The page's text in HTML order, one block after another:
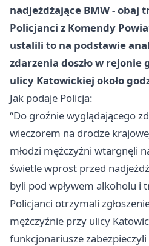
nadjeżdżające BMW - obaj
Policjanci z Komendy
ustalili to na podstawie
zdarzenia doszło w
ulicy Katowickiej około
Jak podaje Policja:
“Do groźnie wyglądającego
wieczorem na drodze
młodzi mężczyźni wtargnęli
świetle wprost przed
byli pod wpływem alkoholu i
Policjanci otrzymali
mężczyźnie przy ulicy
funkcjonariusze